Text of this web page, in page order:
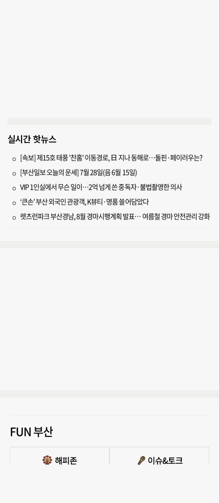
실시간 핫뉴스
[속보] 제15호 태풍 '찬홈' 이동경로, 日 지나 동해로…돌핀·페이러우는?
[부산일보 오늘의 운세] 7월 28일(음 6월 15일)
VIP 1인실에서 무슨 일이…2억 넘게 쓴 중독자·불법촬영한 의사
‘큰손’ 부산 외국인 관광객, K뷰티·명품 쓸어담았다
렛츠런파크 부산경남, 8월 경마시행계획 발표… 여름철 경마 안전관리 강화
FUN 부산